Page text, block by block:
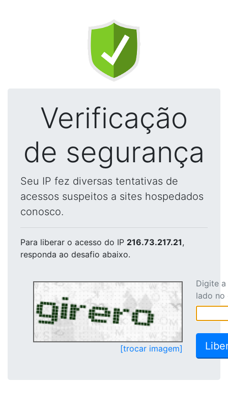
Verificação
de segurança
Seu IP fez diversas tentativas de
acessos suspeitos a sites hospedados
conosco.
Para liberar o acesso do IP 216.73.217.21,
responda ao desafio abaixo.
[trocar imagem]
Digite
lado no